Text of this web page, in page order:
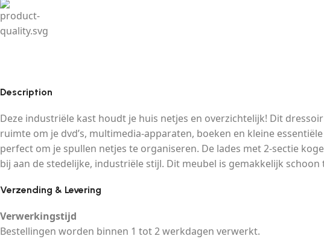
Description
Deze industriële kast houdt je huis netjes en overzichtelijk! Dit
ruimte om je dvd’s, multimedia-apparaten, boeken en kleine
perfect om je spullen netjes te organiseren. De lades met 2-sectie
bij aan de stedelijke, industriële stijl. Dit meubel is gemakkelijk
Verzending & Levering
Verwerkingstijd
Bestellingen worden binnen 1 tot 2 werkdagen verwerkt.